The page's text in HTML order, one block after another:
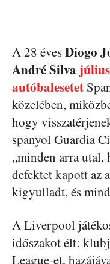
A 28 évesDiogo
André Silva
autóbalesetet
közelében,
hogy
spanyol Guardia
„minden arra utal,
defektet kapott az
kigyulladt, és
A Liverpool
időszakot élt:
League-et,